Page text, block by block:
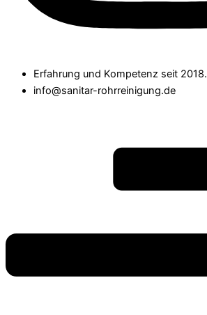
Erfahrung und Kompetenz seit 2018.
info@sanitar-rohrreinigung.de